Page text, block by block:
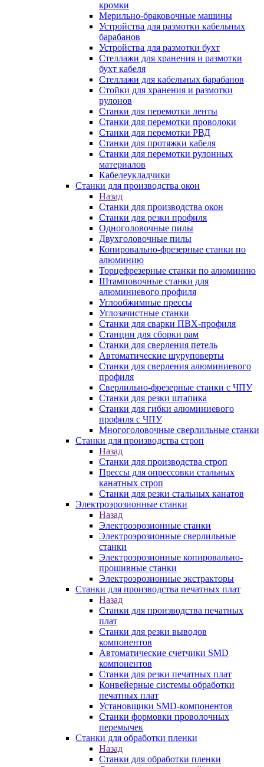
кромки
Мерильно-браковочные машины
Устройства для размотки кабельных
барабанов
Устройства для размотки бухт
Стеллажи для хранения и размотки
бухт кабеля
Стеллажи для кабельных барабанов
Стойки для хранения и размотки
рулонов
Станки для перемотки ленты
Станки для перемотки проволоки
Станки для перемотки РВД
Станки для протяжки кабеля
Станки для перемотки рулонных
материалов
Кабелеукладчики
Станки для производства окон
Назад
Станки для производства окон
Станки для резки профиля
Одноголовочные пилы
Двухголовочные пилы
Копировально-фрезерные станки по
алюминию
Торцефрезерные станки по алюминию
Штамповочные станки для
алюминиевого профиля
Углообжимные прессы
Углозачистные станки
Станки для сварки ПВХ-профиля
Станции для сборки рам
Станки для сверления петель
Автоматические шуруповерты
Станки для сверления алюминиевого
профиля
Сверлильно-фрезерные станки с ЧПУ
Станки для резки штапика
Станки для гибки алюминиевого
профиля с ЧПУ
Многоголовочные сверлильные станки
Станки для производства строп
Назад
Станки для производства строп
Прессы для опрессовки стальных
канатных строп
Станки для резки стальных канатов
Электроэрозионные станки
Назад
Электроэрозионные станки
Электроэрозионные сверлильные
станки
Электроэрозионные копировально-
прошивные станки
Электроэрозионные экстракторы
Станки для производства печатных плат
Назад
Станки для производства печатных
плат
Станки для резки выводов
компонентов
Автоматические счетчики SMD
компонентов
Станки для резки печатных плат
Конвейерные системы обработки
печатных плат
Установщики SMD-компонентов
Станки формовки проволочных
перемычек
Станки для обработки пленки
Назад
Станки для обработки пленки